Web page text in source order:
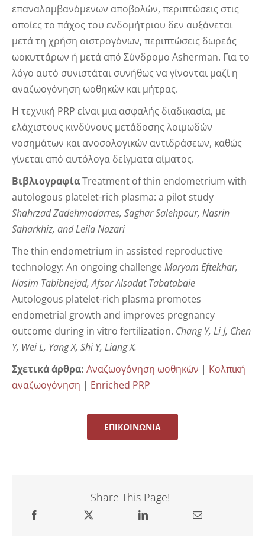
επαναλαμβανόμενων αποβολών, περιπτώσεις στις
οποίες το πάχος του ενδομήτριου δεν αυξάνεται
μετά τη χρήση οιστρογόνων, περιπτώσεις δωρεάς
ωοκυττάρων ή μετά από Σύνδρομο Asherman. Για το
λόγο αυτό συνιστάται συνήθως να γίνονται μαζί η
αναζωογόνηση ωοθηκών και μήτρας.
Η τεχνική PRP είναι μια ασφαλής διαδικασία, με
ελάχιστους κινδύνους μετάδοσης λοιμωδών
νοσημάτων και ανοσολογικών αντιδράσεων, καθώς
γίνεται από αυτόλογα δείγματα αίματος.
ΒιβλιογραφίαTreatment of thin endometrium with
autologous platelet-rich plasma: a pilot study
Shahrzad Zadehmodarres, Saghar Salehpour, Nasrin
Saharkhiz, and Leila Nazari
The thin endometrium in assisted reproductive
technology: An ongoing challengeMaryam Eftekhar,
Nasim Tabibnejad, Afsar Alsadat Tabatabaie
Autologous platelet-rich plasma promotes
endometrial growth and improves pregnancy
outcome during in vitro fertilization. Chang Y, Li J, Chen
Y, Wei L, Yang X, Shi Y, Liang X.
Σχετικά άρθρα: Αναζωογόνηση ωοθηκών | Κολπική
αναζωογόνηση | Enriched PRP
ΕΠΙΚΟΙΝΩΝΊΑ
Share This Page!